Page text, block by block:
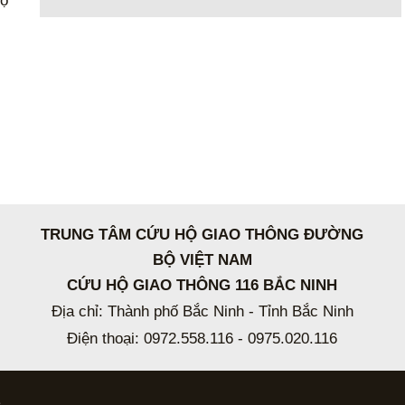
TRUNG TÂM CỨU HỘ GIAO THÔNG ĐƯỜNG
BỘ VIỆT NAM
CỨU HỘ GIAO THÔNG 116 BẮC NINH
Địa chỉ: Thành phố Bắc Ninh - Tỉnh Bắc Ninh
Điện thoại: 0972.558.116 - 0975.020.116